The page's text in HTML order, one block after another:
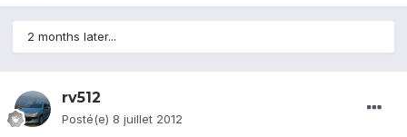
2 months later...
rv512
Posté(e) 8 juillet 2012